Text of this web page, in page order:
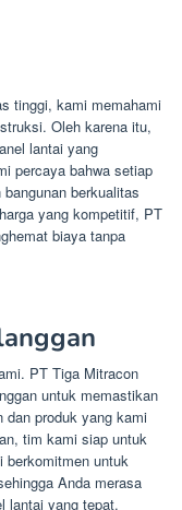
tinggi, kami memahami
Oleh karena itu,
lantai yang
percaya bahwa setiap
berkualitas
yang kompetitif, PT
biaya tanpa
PT Tiga Mitracon
untuk memastikan
dan produk yang kami
tim kami siap untuk
berkomitmen untuk
Anda merasa
lantai yang tepat.